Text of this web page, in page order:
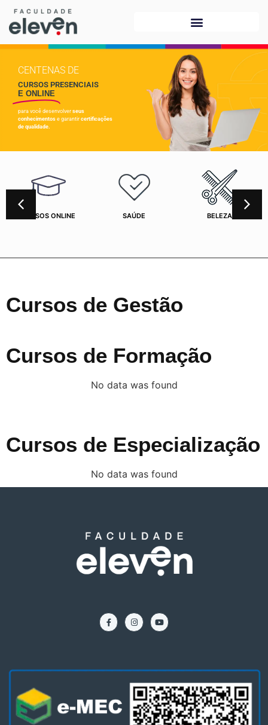
CENTENAS DE
CURSOS PRESENCIAIS
E ONLINE
para você desenvolver seus
conhecimentos e garantir certificações
de qualidade.
CURSOS ONLINE SAÚDE BELEZA
Cursos de Gestão
Cursos de Formação
No data was found
Cursos de Especialização
No data was found